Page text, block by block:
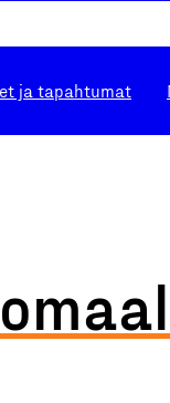
ja tapahtumat